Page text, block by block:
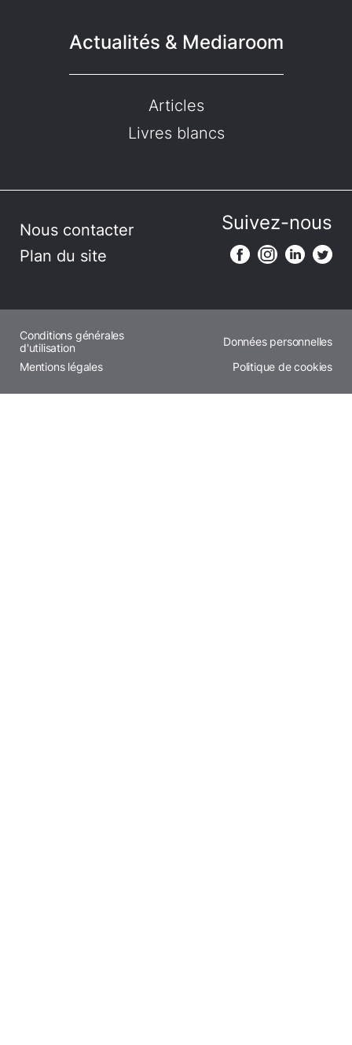
Actualités & Mediaroom
Articles
Livres blancs
Nous contacter
Plan du site
Suivez-nous
Conditions générales
d'utilisation
Données personnelles
Mentions légales
Politique de cookies